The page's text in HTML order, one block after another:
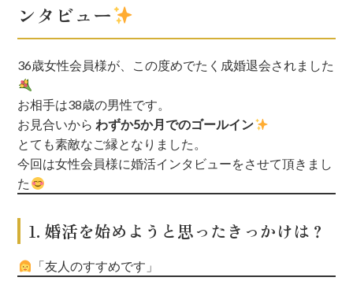
ンタビュー
36歳女性会員様が、この度めでたく成婚退会されました
お相手は38歳の男性です。
お見合いからわずか5か月でのゴールイン
とても素敵なご縁となりました。
今回は女性会員様に婚活インタビューをさせて頂きまし
た
1. 婚活を始めようと思ったきっかけは？
「友人のすすめです」